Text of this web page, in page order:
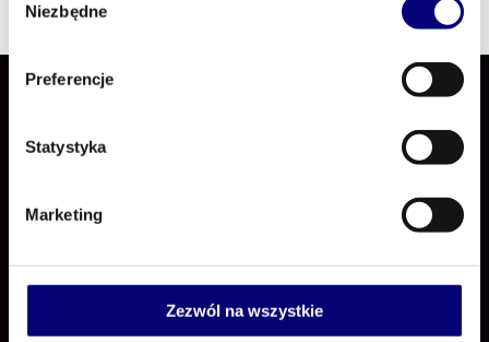
zgody
Niezbędne
Preferencje
Statystyka
Marketing
Zezwól na wszystkie
Positive Procurement